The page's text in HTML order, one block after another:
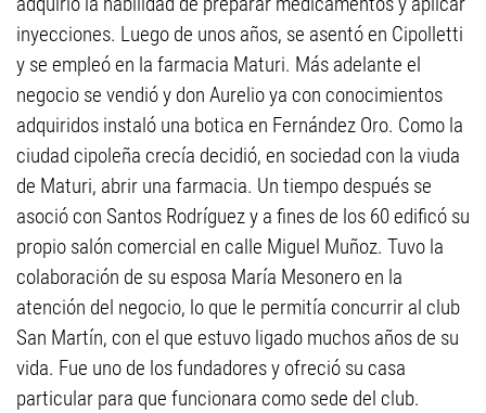
inyecciones. Luego de unos años, se asentó en Cipolletti
y se empleó en la farmacia Maturi. Más adelante el
negocio se vendió y don Aurelio ya con conocimientos
adquiridos instaló una botica en Fernández Oro. Como la
ciudad cipoleña crecía decidió, en sociedad con la viuda
de Maturi, abrir una farmacia. Un tiempo después se
asoció con Santos Rodríguez y a fines de los 60 edificó su
propio salón comercial en calle Miguel Muñoz. Tuvo la
colaboración de su esposa María Mesonero en la
atención del negocio, lo que le permitía concurrir al club
San Martín, con el que estuvo ligado muchos años de su
vida. Fue uno de los fundadores y ofreció su casa
particular para que funcionara como sede del club.